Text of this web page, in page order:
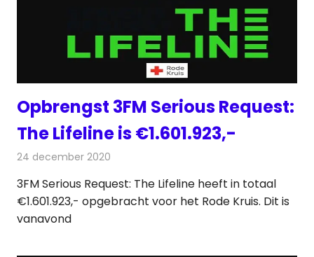
Opbrengst 3FM Serious Request:
The Lifeline is €1.601.923,-
24 december 2020
3FM Serious Request: The Lifeline heeft in totaal
€1.601.923,- opgebracht voor het Rode Kruis. Dit is
vanavond